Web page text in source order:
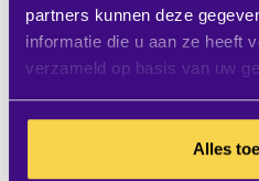
partners kunnen deze
informatie die u aan ze heeft
verzameld op basis van uw
Alles
eerlijke materialen. In
bovendien rekening
goede
creëren, werken